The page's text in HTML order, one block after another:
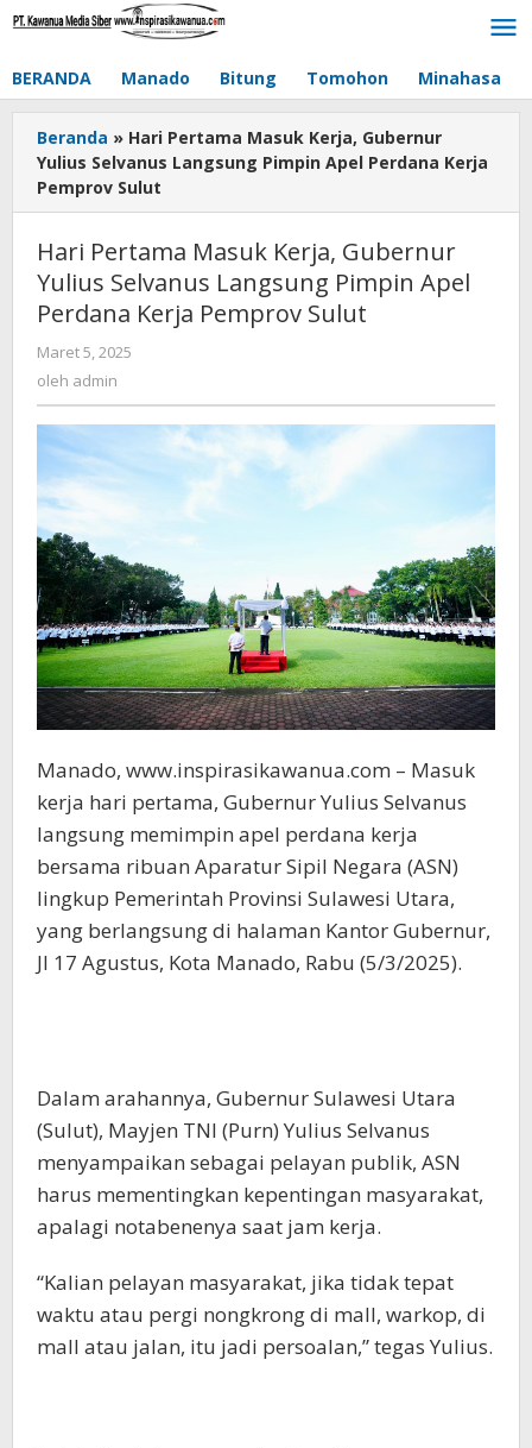
Lewati
BERANDA Manado Bitung Tomohon Minahasa
Beranda » Hari Pertama Masuk Kerja, Gubernur
Yulius Selvanus Langsung Pimpin Apel Perdana Kerja
Pemprov Sulut
Hari Pertama Masuk Kerja, Gubernur
Yulius Selvanus Langsung Pimpin Apel
Perdana Kerja Pemprov Sulut
Maret 5, 2025
oleh admin
Manado, www.inspirasikawanua.com – Masuk
kerja hari pertama, Gubernur Yulius Selvanus
langsung memimpin apel perdana kerja
bersama ribuan Aparatur Sipil Negara (ASN)
lingkup Pemerintah Provinsi Sulawesi Utara,
yang berlangsung di halaman Kantor Gubernur,
Jl 17 Agustus, Kota Manado, Rabu (5/3/2025).
Dalam arahannya, Gubernur Sulawesi Utara
(Sulut), Mayjen TNI (Purn) Yulius Selvanus
menyampaikan sebagai pelayan publik, ASN
harus mementingkan kepentingan masyarakat,
apalagi notabenenya saat jam kerja.
“Kalian pelayan masyarakat, jika tidak tepat
waktu atau pergi nongkrong di mall, warkop, di
mall atau jalan, itu jadi persoalan,” tegas Yulius.